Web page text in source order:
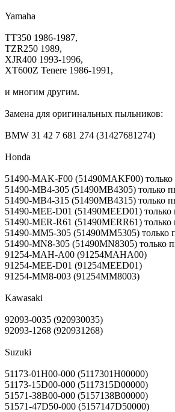
Yamaha
TT350 1986-1987,
TZR250 1989,
XJR400 1993-1996,
XT600Z Tenere 1986-1991,
и многим другим.
Замена для оригинальных пыльников:
BMW 31 42 7 681 274 (31427681274)
Honda
51490-MAK-F00 (51490MAKF00)
51490-MB4-305 (51490MB4305) только
51490-MB4-315 (51490MB4315) только
51490-MEE-D01 (51490MEED01)
51490-MER-R61 (51490MERR61)
51490-MM5-305 (51490MM5305) только
51490-MN8-305 (51490MN8305) только
91254-MAH-A00 (91254MAHA00)
91254-MEE-D01 (91254MEED01)
91254-MM8-003 (91254MM8003)
Kawasaki
92093-0035 (920930035)
92093-1268 (920931268)
Suzuki
51173-01H00-000 (5117301H00000)
51173-15D00-000 (5117315D00000)
51571-38B00-000 (5157138B00000)
51571-47D50-000 (5157147D50000)